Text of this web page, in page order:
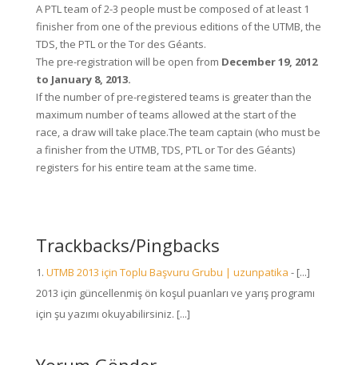
A PTL team of 2-3 people must be composed of at least 1
finisher from one of the previous editions of the UTMB, the
TDS, the PTL or the Tor des Géants.
The pre-registration will be open from December 19, 2012
to January 8, 2013.
If the number of pre-registered teams is greater than the
maximum number of teams allowed at the start of the
race, a draw will take place.The team captain (who must be
a finisher from the UTMB, TDS, PTL or Tor des Géants)
registers for his entire team at the same time.
Trackbacks/Pingbacks
UTMB 2013 için Toplu Başvuru Grubu | uzunpatika - [...]
2013 için güncellenmiş ön koşul puanları ve yarış programı
için şu yazımı okuyabilirsiniz. [...]